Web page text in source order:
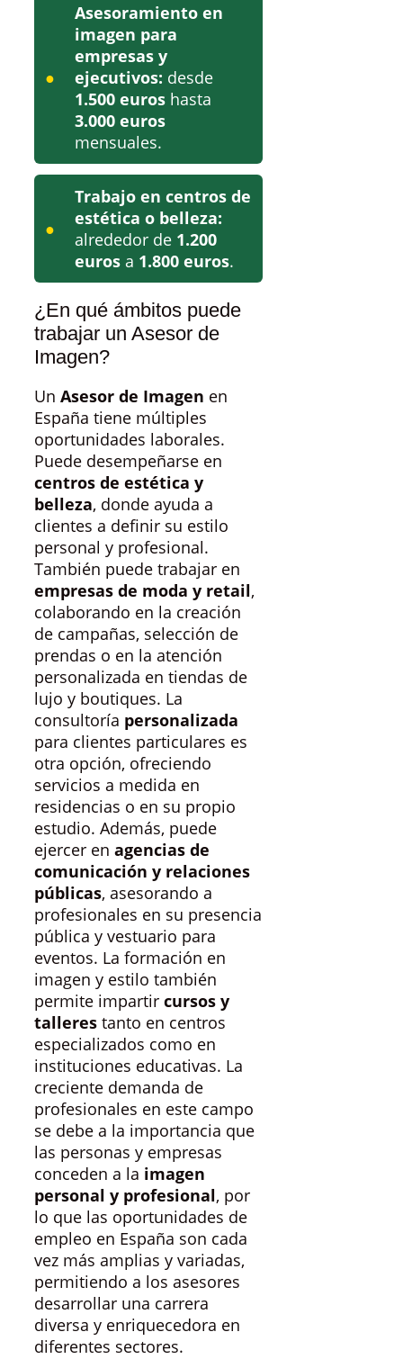
Asesoramiento en
imagen para
empresas y
ejecutivos: desde
1.500 euros hasta
3.000 euros
mensuales.
Trabajo en centros de
estética o belleza:
alrededor de 1.200
euros a 1.800 euros.
¿En qué ámbitos puede
trabajar un Asesor de
Imagen?
Un Asesor de Imagen en
España tiene múltiples
oportunidades laborales.
Puede desempeñarse en
centros de estética y
belleza, donde ayuda a
clientes a definir su estilo
personal y profesional.
También puede trabajar en
empresas de moda y retail,
colaborando en la creación
de campañas, selección de
prendas o en la atención
personalizada en tiendas de
lujo y boutiques. La
consultoría personalizada
para clientes particulares es
otra opción, ofreciendo
servicios a medida en
residencias o en su propio
estudio. Además, puede
ejercer en agencias de
comunicación y relaciones
públicas, asesorando a
profesionales en su presencia
pública y vestuario para
eventos. La formación en
imagen y estilo también
permite impartir cursos y
talleres tanto en centros
especializados como en
instituciones educativas. La
creciente demanda de
profesionales en este campo
se debe a la importancia que
las personas y empresas
conceden a la imagen
personal y profesional, por
lo que las oportunidades de
empleo en España son cada
vez más amplias y variadas,
permitiendo a los asesores
desarrollar una carrera
diversa y enriquecedora en
diferentes sectores.